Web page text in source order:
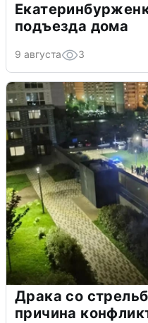
подъезда дома
9 августа 3
Драка со
причина